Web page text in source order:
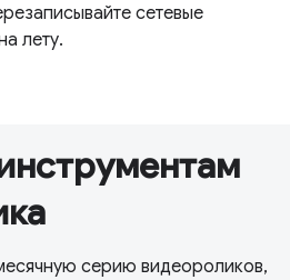
сетевые
лету.
серию видеороликов,